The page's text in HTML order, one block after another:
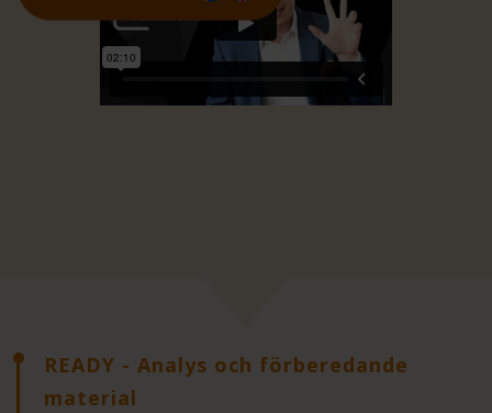
READY - Analys och förberedande
material